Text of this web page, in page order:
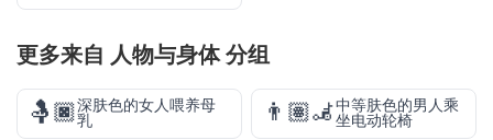
更多来自 人物与身体分组
🤱🏿深肤色的女人喂养母
乳
👨🏽‍🦼中等肤色的男人乘
坐电动轮椅